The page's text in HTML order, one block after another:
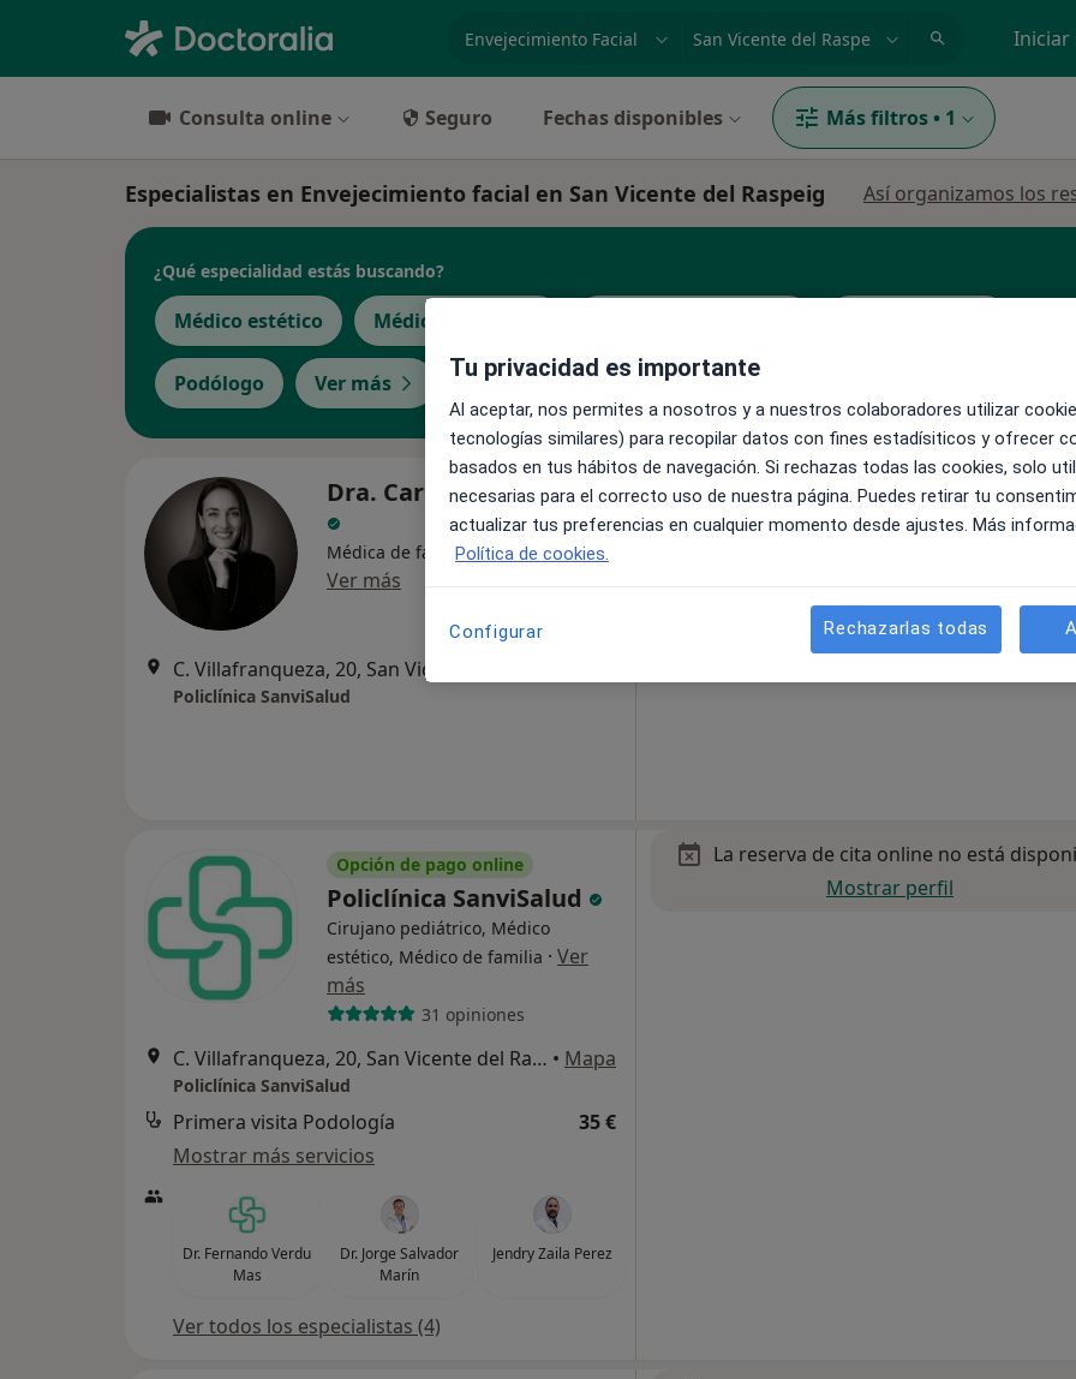
Iniciar
Consulta online Seguro Fechas disponibles Más filtros • 1
Especialistas en Envejecimiento facial en San Vicente del Raspeig Así organizamos los
¿Qué especialidad estás buscando?
Médico estético Médico de familia
Podólogo Ver más
Dra. Carla Rosell Civera
Médica de familia, Médica estética
Ver más
Policlínica SanviSalud
La reserva de cita online no está
Pedir una cita
Opción de pago online
Policlínica SanviSalud
Cirujano pediátrico, Médico
estético, Médico de familia · Ver
más
31 opiniones
C. Villafranqueza, 20, San Vicente del Raspeig • Mapa
Policlínica SanviSalud
Primera visita Podología
35 €
Mostrar más servicios
Dr. Fernando Verdu
Mas
Dr. Jorge Salvador
Marín
Jendry Zaila Perez
Ver todos los especialistas (4)
La reserva de cita online no está
Mostrar perfil
Tu privacidad es importante
Al aceptar, nos permites a nosotros y a nuestros colaboradores utilizar
tecnologías similares) para recopilar datos con fines estadísiticos y ofrecer
basados en tus hábitos de navegación. Si rechazas todas las cookies, solo
necesarias para el correcto uso de nuestra página. Puedes retirar tu
actualizar tus preferencias en cualquier momento desde ajustes. Más
Política de cookies.
Configurar Rechazarlas todas